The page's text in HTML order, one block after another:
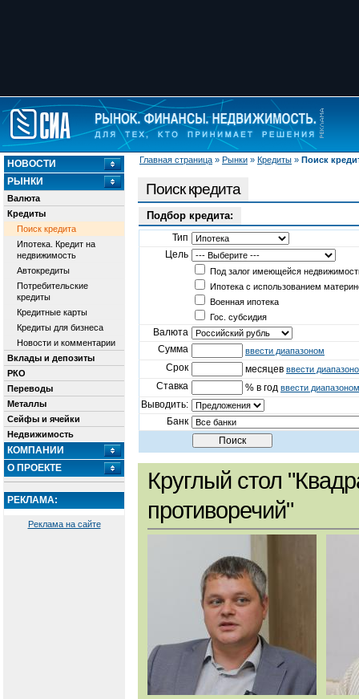
Главная страница » Рынки » Кредиты » Поиск
НОВОСТИ
РЫНКИ
Валюта
Кредиты
Поиск кредита
Ипотека. Кредит на
недвижимость
Автокредиты
Потребительские
кредиты
Кредитные карты
Кредиты для бизнеса
Новости и комментарии
Вклады и депозиты
РКО
Переводы
Металлы
Сейфы и ячейки
Недвижимость
КОМПАНИИ
О ПРОЕКТЕ
РЕКЛАМА:
Реклама на сайте
Поиск кредита
Подбор кредита:
Тип
Цель
Под залог имеющейся
Ипотека с использованием
Военная ипотека
Гос. субсидия
Валюта
Сумма
ввести диапазоном
Срок месяцев ввести
Ставка % в год ввести диапазоном
Выводить:
Банк
Круглый стол
противоречий"